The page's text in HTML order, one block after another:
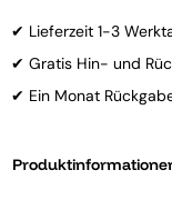
✔ Lieferzeit 1-3
✔ Gratis Hin- und
✔ Ein Monat